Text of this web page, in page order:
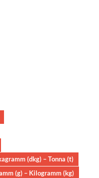
(dkg) – Tonna (t)
(g) – Kilogramm (kg)